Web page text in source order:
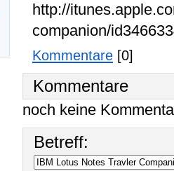
http://
companion/
Kommentare [0]
Kommentare
noch keine
Betreff: